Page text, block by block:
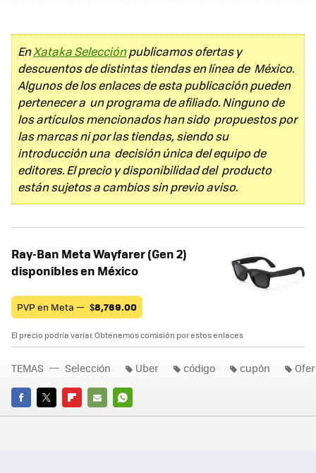
EnXataka Selecciónpublicamos ofertas y
descuentos de distintas tiendas en línea de México.
Algunos de los enlaces de esta publicación pueden
pertenecer a un programa de afiliado. Ninguno de
los artículos mencionados han sido propuestos por
las marcas ni por las tiendas, siendo su
introducción una decisión única del equipo de
editores. El precio y disponibilidad del producto
están sujetos a cambios sin previo aviso.
Ray-Ban Meta Wayfarer (Gen 2)
disponibles en México
PVP en Meta — $8,769.00
El precio podría variar. Obtenemos comisión por estos enlaces
FACEBOOK
TWITTERFLIPBOARD
E-
WHATSAPP
TEMAS Selección Uber código cupón